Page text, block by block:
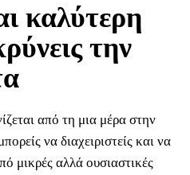
καλύτερη
την
από τη μια μέρα στην
να διαχειριστείς και να
μικρές αλλά ουσιαστικές